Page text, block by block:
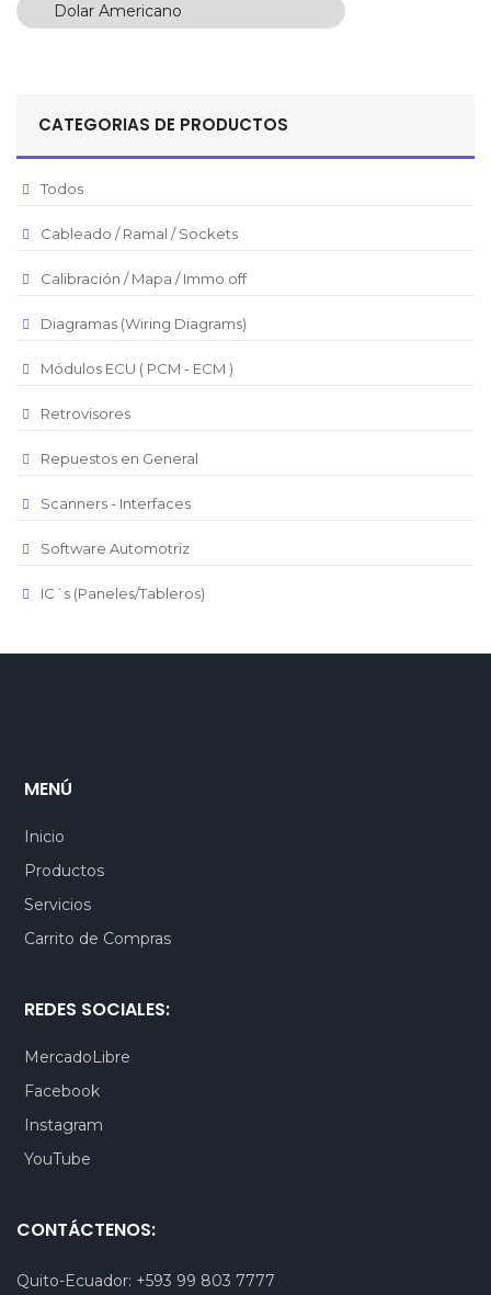
Dolar Americano
Dolar Americano
Pesos Mexicanos
Euro
Real Brasilero
CATEGORIAS DE PRODUCTOS
Todos
Cableado / Ramal / Sockets
Calibración / Mapa / Immo off
Diagramas (Wiring Diagrams)
Módulos ECU ( PCM - ECM )
Retrovisores
Repuestos en General
Scanners - Interfaces
Software Automotriz
IC´s (Paneles/Tableros)
MENÚ
Inicio
Productos
Servicios
Carrito de Compras
REDES SOCIALES:
MercadoLibre
Facebook
Instagram
YouTube
CONTÁCTENOS:
Quito-Ecuador: +593 99 803 7777